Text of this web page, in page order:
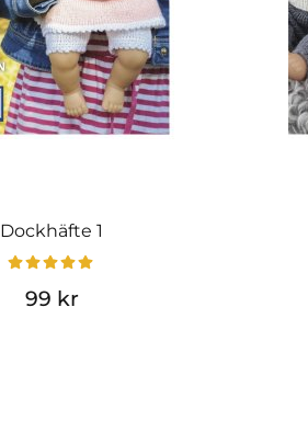
Dockhäfte 1
99 kr